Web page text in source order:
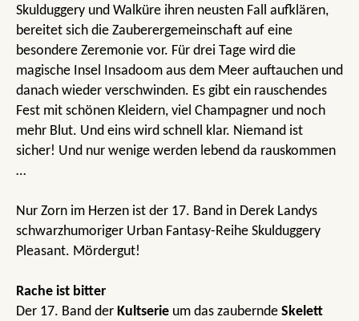
Skulduggery und Walküre ihren neusten Fall aufklären,
bereitet sich die Zauberergemeinschaft auf eine
besondere Zeremonie vor. Für drei Tage wird die
magische Insel Insadoom aus dem Meer auftauchen und
danach wieder verschwinden. Es gibt ein rauschendes
Fest mit schönen Kleidern, viel Champagner und noch
mehr Blut. Und eins wird schnell klar. Niemand ist
sicher! Und nur wenige werden lebend da rauskommen
…
Nur Zorn im Herzen ist der 17. Band in Derek Landys
schwarzhumoriger Urban Fantasy-Reihe Skulduggery
Pleasant. Mördergut!
Rache ist bitter
Der 17. Band der Kultserie um das zaubernde Skelett